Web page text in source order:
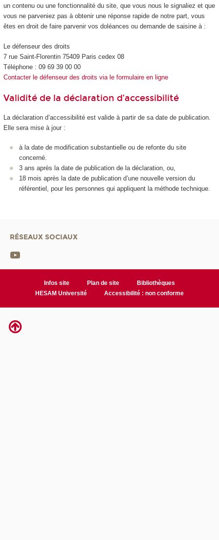
un contenu ou une fonctionnalité du site, que vous nous le signaliez et que
vous ne parveniez pas à obtenir une réponse rapide de notre part, vous
êtes en droit de faire parvenir vos doléances ou demande de saisine à :
Le défenseur des droits
7 rue Saint-Florentin 75409 Paris cedex 08
Téléphone : 09 69 39 00 00
Contacter le défenseur des droits via le formulaire en ligne
Validité de la déclaration d’accessibilité
La déclaration d’accessibilité est valide à partir de sa date de publication.
Elle sera mise à jour :
à la date de modification substantielle ou de refonte du site
concerné.
3 ans après la date de publication de la déclaration, ou,
18 mois après la date de publication d’une nouvelle version du
référentiel, pour les personnes qui appliquent la méthode technique.
RÉSEAUX SOCIAUX
Infos site Plan de site
Bibliothèques
HESAM Université
Accessibilité : non conforme